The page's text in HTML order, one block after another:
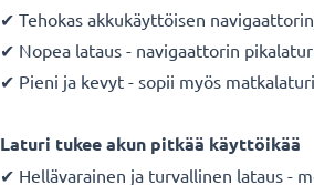
✔ Tehokas akkukäyttöisen
✔ Nopea lataus - navigaattorin
✔ Pieni ja kevyt - sopii myös
Laturi tukee akun pitkää käyttöikää
✔ Hellävarainen ja turvallinen lataus -